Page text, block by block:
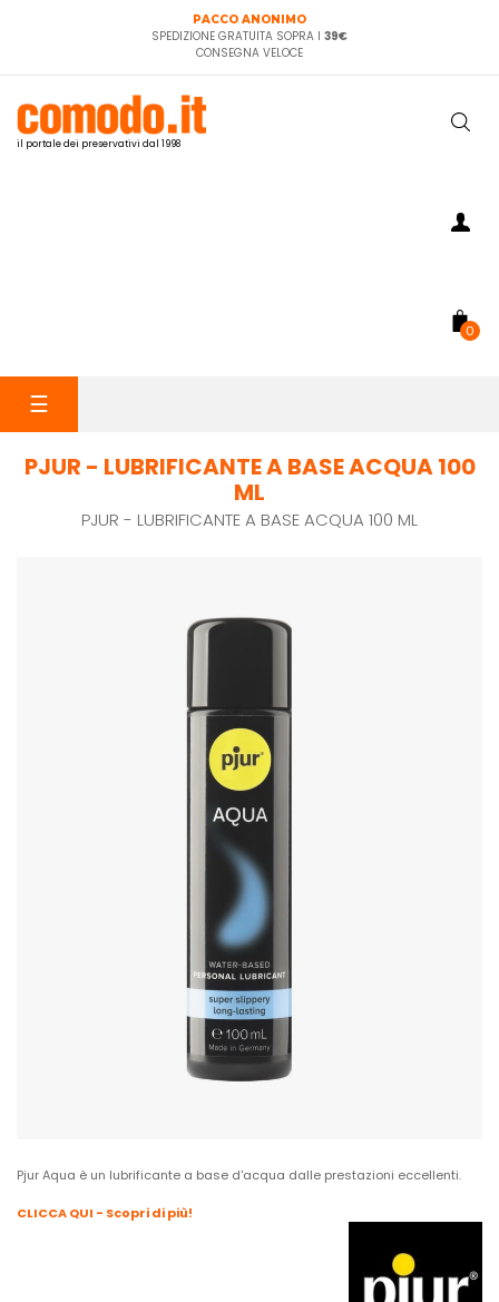
PACCO ANONIMO
SPEDIZIONE GRATUITA SOPRA I 39€
CONSEGNA VELOCE
il portale dei preservativi dal 1998
0
navigazione
☰
PJUR - LUBRIFICANTE A BASE ACQUA 100
ML
PJUR - LUBRIFICANTE A BASE ACQUA 100 ML
Pjur Aqua è un lubrificante a base d'acqua dalle prestazioni eccellenti.
CLICCA QUI - Scopri di più!